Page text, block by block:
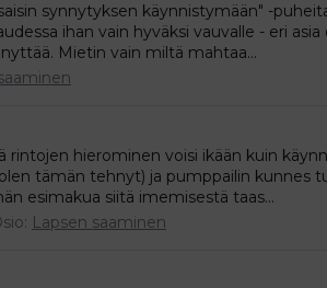
synnytyksen käynnistymään" -
ihan vain hyväksi vauvalle - eri
Mietin vain miltä mahtaa...
rintojen hierominen voisi ikään kuin
tämän tehnyt) ja pumppailin kunnes
esimakua siitä imemisestä taas...
Lapsen saaminen